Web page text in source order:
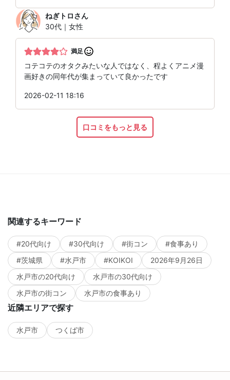
ねぎトロさん
30代｜女性
満足
コテコテのオタクみたいな人ではなく、程よくアニメ漫
画好きの同年代が集まっていて良かったです
2026-02-11 18:16
口コミをもっと見る
関連するキーワード
#20代向け #30代向け #街コン
#食事あり
#茨城県
#水戸市 #KOIKOI
2026年9月26日
水戸市の20代向け
水戸市の30代向け
水戸市の街コン
水戸市の食事あり
近隣エリアで探す
水戸市 つくば市